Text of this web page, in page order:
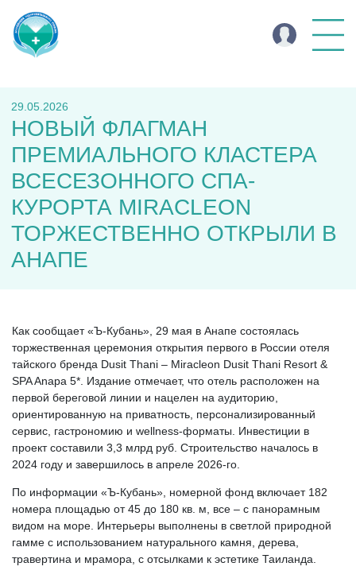
29.05.2026
НОВЫЙ ФЛАГМАН
ПРЕМИАЛЬНОГО КЛАСТЕРА
ВСЕСЕЗОННОГО СПА-
КУРОРТА MIRACLEON
ТОРЖЕСТВЕННО ОТКРЫЛИ В
АНАПЕ
Как сообщает «Ъ-Кубань», 29 мая в Анапе состоялась
торжественная церемония открытия первого в России отеля
тайского бренда Dusit Thani – Miracleon Dusit Thani Resort &
SPA Anapa 5*. Издание отмечает, что отель расположен на
первой береговой линии и нацелен на аудиторию,
ориентированную на приватность, персонализированный
сервис, гастрономию и wellness-форматы. Инвестиции в
проект составили 3,3 млрд руб. Строительство началось в
2024 году и завершилось в апреле 2026-го.
По информации «Ъ-Кубань», номерной фонд включает 182
номера площадью от 45 до 180 кв. м, все – с панорамным
видом на море. Интерьеры выполнены в светлой природной
гамме с использованием натурального камня, дерева,
травертина и мрамора, с отсылками к эстетике Таиланда.